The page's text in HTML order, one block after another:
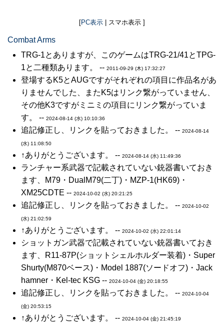
[PC表示 | スマホ表示 ]
Combat Arms
TRG-1とありますが、このゲームはTRG-21/41とTPG-
1と二種類あります。 -- 2011-09-29 (木) 17:32:27
登場するK5とAUGですがそれぞれの項目に作品名があ
りませんでした、またK5はリンク繋がっていません、
その他K3ですがミニミの項目にリンク繋がっていま
す。 -- 2024-08-14 (水) 10:10:36
追記修正し、リンクを貼っておきました。 -- 2024-08-14
(水) 11:08:50
↑ありがとうございます。 -- 2024-08-14 (水) 11:49:36
ランチャー系武器で記載されていない銃器書いておき
ます、M79・DualM79(二丁)・MZP-1(HK69)・
XM25CDTE -- 2024-10-02 (水) 20:21:25
追記修正し、リンクを貼っておきました。 -- 2024-10-02
(水) 21:02:59
↑ありがとうございます。 -- 2024-10-02 (水) 22:01:14
ショットガン武器で記載されていない銃器書いておき
ます、R11-87P(ショットシェルホルダー装着)・Super
Shurty(M870ベース)・Model 1887(ソードオフ)・Jack
hamner・Kel-tec KSG -- 2024-10-04 (金) 20:18:55
追記修正し、リンクを貼っておきました。 -- 2024-10-04
(金) 20:53:15
↑ありがとうございます。 -- 2024-10-04 (金) 21:45:19